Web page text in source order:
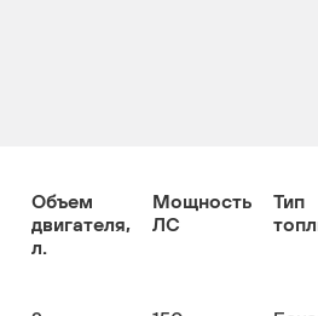
Объем
двигателя,
л.
Мощность
ЛС
Тип